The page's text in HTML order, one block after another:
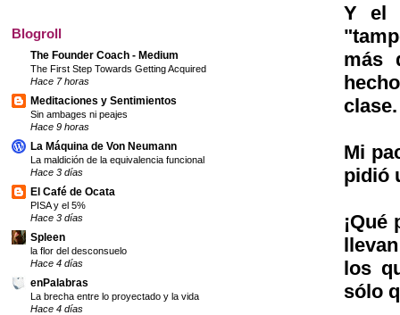
Y el
más
clase.
Mi
pidió
los
sólo
Blogroll
The Founder Coach - Medium
The First Step Towards Getting Acquired
Hace 7 horas
Meditaciones y Sentimientos
Sin ambages ni peajes
Hace 9 horas
La Máquina de Von Neumann
La maldición de la equivalencia funcional
Hace 3 días
El Café de Ocata
PISA y el 5%
Hace 3 días
Spleen
la flor del desconsuelo
Hace 4 días
enPalabras
La brecha entre lo proyectado y la vida
Hace 4 días